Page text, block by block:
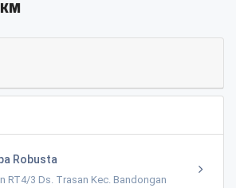
Robusta
RT4/3 Ds. Trasan Kec. Bandongan